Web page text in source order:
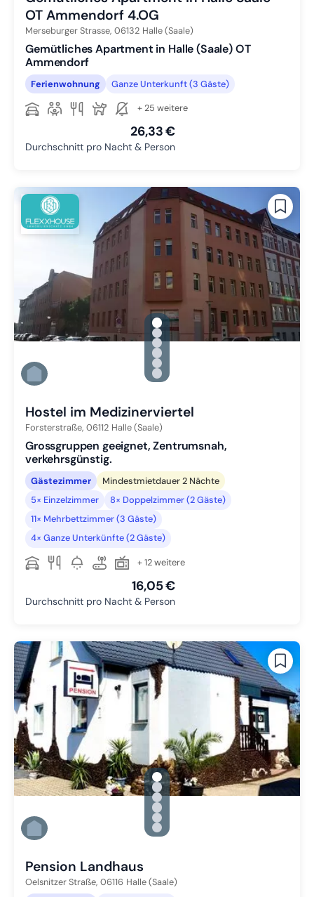
OT Ammendorf 4.OG
Merseburger Strasse, 06132 Halle (Saale)
Gemütliches Apartment in Halle (Saale) OT
Ammendorf
Ferienwohnung Ganze Unterkunft (3 Gäste)
+ 25 weitere
26,33 €
Durchschnitt pro Nacht & Person
gallery.slide_selector
Zu Slide 1 wechseln
Zu Slide 2 wechseln
Zu Slide 3 wechseln
Zu Slide 4 wechseln
Zu Slide 5 wechseln
Zu Slide 6 wechseln
Hostel im Medizinerviertel
Forsterstraße, 06112 Halle (Saale)
Grossgruppen geeignet, Zentrumsnah,
verkehrsgünstig.
Gästezimmer
Mindestmietdauer 2 Nächte
5× Einzelzimmer
8× Doppelzimmer (2 Gäste)
11× Mehrbettzimmer (3 Gäste)
4× Ganze Unterkünfte (2 Gäste)
+ 12 weitere
16,05 €
Durchschnitt pro Nacht & Person
gallery.slide_selector
Zu Slide 1 wechseln
Zu Slide 2 wechseln
Zu Slide 3 wechseln
Zu Slide 4 wechseln
Zu Slide 5 wechseln
Zu Slide 6 wechseln
Pension Landhaus
Oelsnitzer Straße, 06116 Halle (Saale)